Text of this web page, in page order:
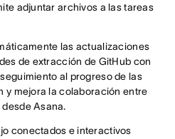
adjuntar archivos a las tareas
las actualizaciones
de extracción de GitHub con
al progreso de las
y mejora la colaboración entre
Asana.
conectados e interactivos